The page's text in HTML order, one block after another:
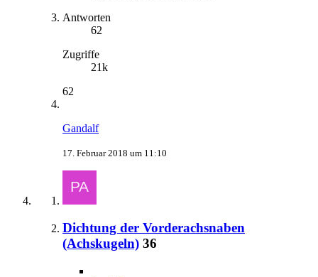
Antworten
62
Zugriffe
21k
62
Gandalf
17. Februar 2018 um 11:10
Dichtung der Vorderachsnaben
(Achskugeln) 36